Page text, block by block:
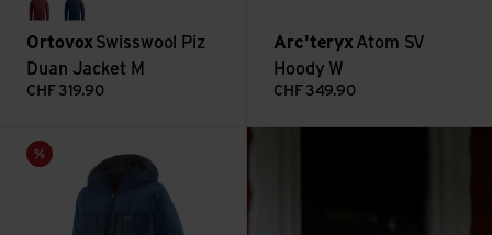
red malbec
deep ocean
Ortovox Swisswool Piz
Duan Jacket M
CHF 319.90
Arc'teryx Atom SV
Hoody W
CHF 349.90
Sale
M's Hi-Loft Nano Puff Hoody ansehen